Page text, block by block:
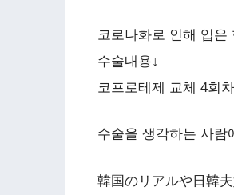
코로나화로 인해 입은
수술내용↓
코프로테제 교체 4회
수술을 생각하는 사
韓国のリアルや日韓